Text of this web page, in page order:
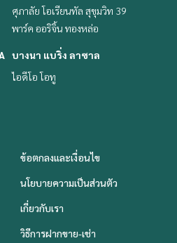
ศุภาลัย โอเรียนทัล สุขุมวิท 39
พาร์ค ออริจิ้น ทองหล่อ
บางนา แบริ่ง ลาซาล
ไอดีโอ โอทู
ข้อตกลงและเงื่อนไข
นโยบายความเป็นส่วนตัว
เกี่ยวกับเรา
วิธีการฝากขาย-เช่า